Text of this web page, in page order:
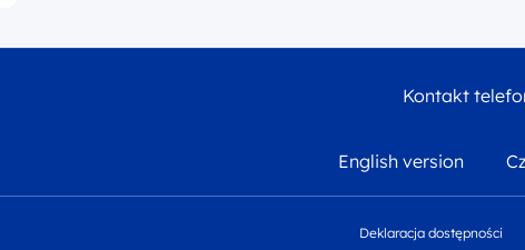
Kontakt
English version
Deklaracja dostępności